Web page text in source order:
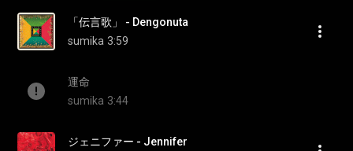
「伝言歌」 - Dengonuta
sumika 3:59
運命
sumika 3:44
ジェニファー - Jennifer